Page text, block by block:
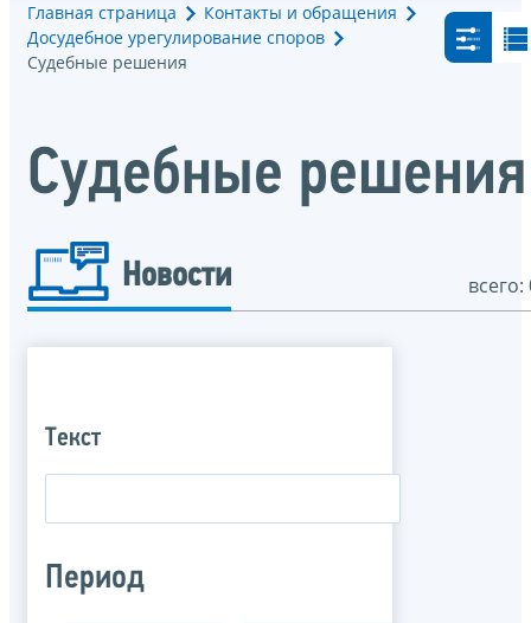
Главная страница
Контакты и обращения
Досудебное урегулирование споров
Судебные решения
Судебные решения
Новости всего:
Текст
Период